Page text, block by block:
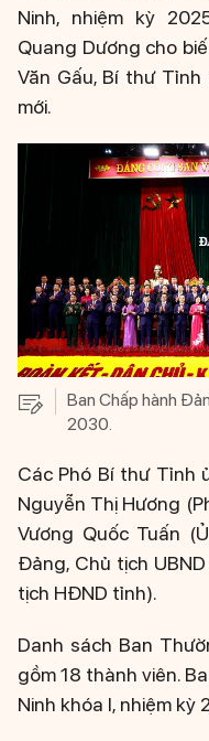
Ninh, nhiệm kỳ
Quang Dương cho
Văn Gấu, Bí thư Tỉnh
mới.
Ban Chấp hành
2030.
Các Phó Bí thư Tỉnh
Nguyễn Thị Hương
Vương Quốc Tuấn
Đảng, Chủ tịch
tịch HĐND tỉnh).
Danh sách Ban
gồm 18 thành viên.
Ninh khóa I, nhiệm kỳ